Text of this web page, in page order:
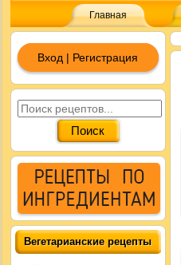
Главная
Вход | Регистрация
Вегетарианские рецепты